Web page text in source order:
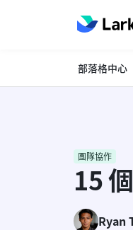
部落格中心
團隊協作
15
Ryan